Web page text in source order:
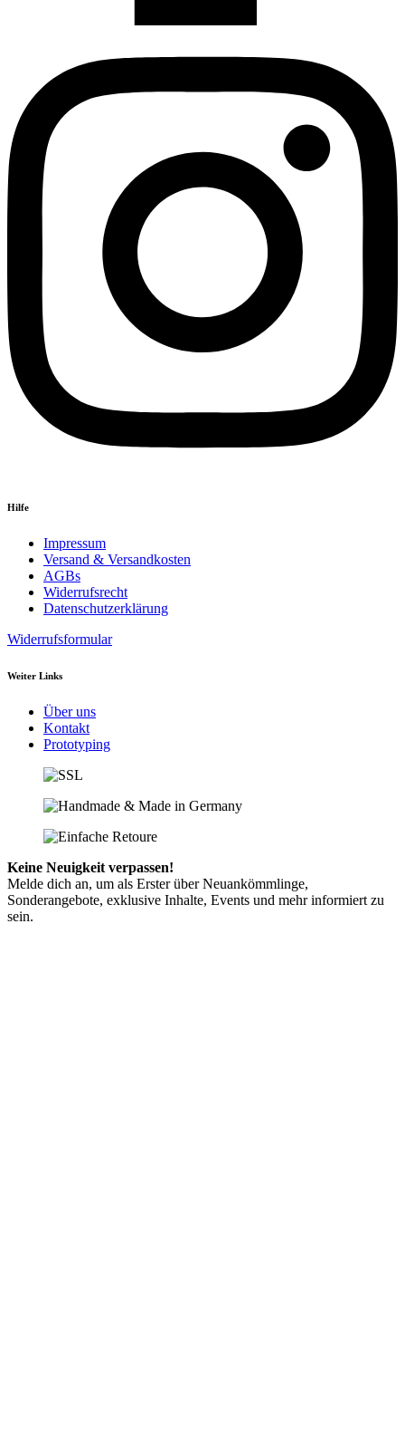
Hilfe
Impressum
Versand & Versandkosten
AGBs
Widerrufsrecht
Datenschutzerklärung
Widerrufsformular
Weiter Links
Über uns
Kontakt
Prototyping
Keine Neuigkeit verpassen!
Melde dich an, um als Erster über Neuankömmlinge,
Sonderangebote, exklusive Inhalte, Events und mehr informiert zu
sein.